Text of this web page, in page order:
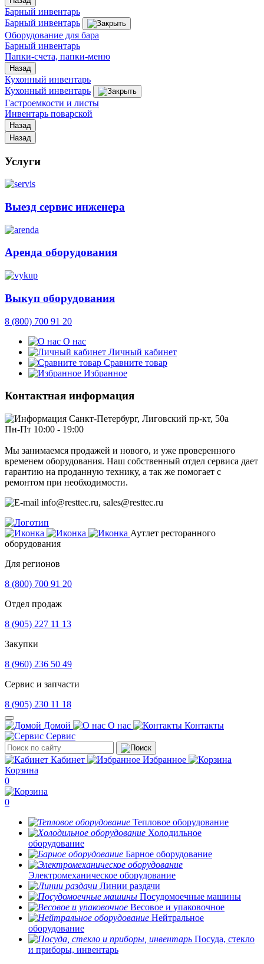
Барный инвентарь
Барный инвентарь
Оборудование для бара
Барный инвентарь
Папки-счета, папки-меню
Назад
Кухонный инвентарь
Кухонный инвентарь
Гастроемкости и листы
Инвентарь поварской
Назад
Назад
Услуги
Выезд сервис инженера
Аренда оборудования
Выкуп оборудования
8 (800) 700 91 20
О нас
Личный кабинет
Сравните товар
Избранное
Контактная информация
Санкт-Петербург, Лиговский пр-кт, 50а
Пн-Пт 10:00 - 19:00
Мы занимаемся продажей и нового, и уже проверенного
временем оборудования. Наш собственный отдел сервиса дает
гарантию на проданную технику, а так же помогает с
ремонтом при необходимости.
info@resttec.ru, sales@resttec.ru
Аутлет ресторанного
оборудования
Для регионов
8 (800) 700 91 20
Отдел продаж
8 (905) 227 11 13
Закупки
8 (960) 236 50 49
Сервис и запчасти
8 (905) 230 11 18
Домой О нас
Контакты
Сервис
Кабинет
Избранное
Корзина
0
0
Тепловое оборудование
Холодильное
оборудование
Барное оборудование
Электромеханическое оборудование
Линии раздачи
Посудомоечные машины
Весовое и упаковочное
Нейтральное
оборудование
Посуда, стекло
и приборы, инвентарь